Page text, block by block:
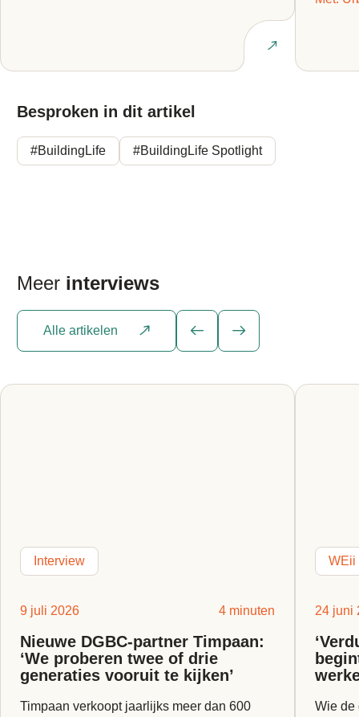
Lees interview
Besproken in dit artikel
#BuildingLife #BuildingLife Spotlight
Meer interviews
Alle artikelen
Interview
9 juli 2026 4 minuten
Nieuwe DGBC-partner Timpaan:
‘We proberen twee of drie
generaties vooruit te kijken’
Timpaan verkoopt jaarlijks meer dan 600
WEii
24 juni
Wie de